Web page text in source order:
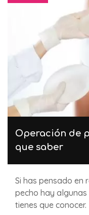
Operación de
que saber
Si has pensado en
pecho hay
tienes que